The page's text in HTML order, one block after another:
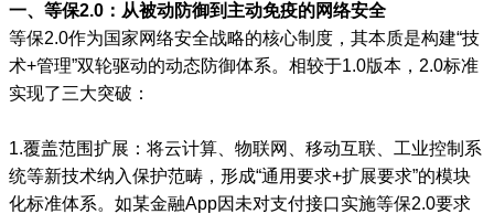
一、等保2.0：从被动防御到主动免疫的网络安全
等保2.0作为国家网络安全战略的核心制度，其本质是构建“技
术+管理”双轮驱动的动态防御体系。相较于1.0版本，2.0标准
实现了三大突破：
1.覆盖范围扩展：将云计算、物联网、移动互联、工业控制系
统等新技术纳入保护范畴，形成“通用要求+扩展要求”的模块
化标准体系。如某金融App因未对支付接口实施等保2.0要求